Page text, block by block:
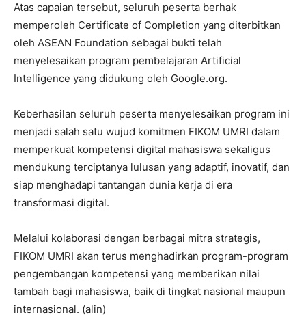
Atas capaian tersebut, seluruh peserta berhak
memperoleh Certificate of Completion yang diterbitkan
oleh ASEAN Foundation sebagai bukti telah
menyelesaikan program pembelajaran Artificial
Intelligence yang didukung oleh Google.org.
Keberhasilan seluruh peserta menyelesaikan program ini
menjadi salah satu wujud komitmen FIKOM UMRI dalam
memperkuat kompetensi digital mahasiswa sekaligus
mendukung terciptanya lulusan yang adaptif, inovatif, dan
siap menghadapi tantangan dunia kerja di era
transformasi digital.
Melalui kolaborasi dengan berbagai mitra strategis,
FIKOM UMRI akan terus menghadirkan program-program
pengembangan kompetensi yang memberikan nilai
tambah bagi mahasiswa, baik di tingkat nasional maupun
internasional. (alin)